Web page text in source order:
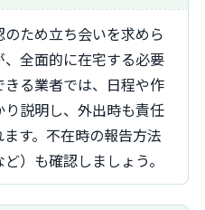
全面的に在宅する必要
る業者では、日程や作
説明し、外出時も責任
す。不在時の報告方法
）も確認しましょう。